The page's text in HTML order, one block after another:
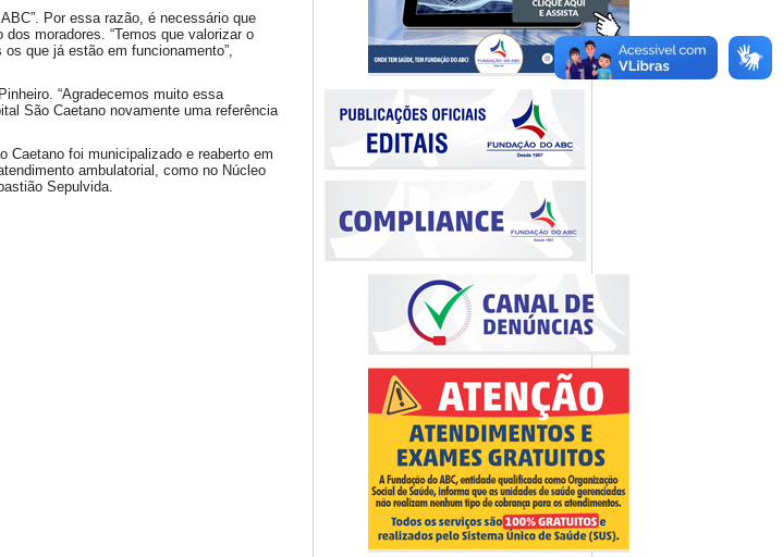
Por essa razão, é necessário que
moradores. “Temos que valorizar o
que já estão em funcionamento”,
“Agradecemos muito essa
São Caetano novamente uma referência
Caetano foi municipalizado e reaberto em
ambulatorial, como no Núcleo
Sepulvida.